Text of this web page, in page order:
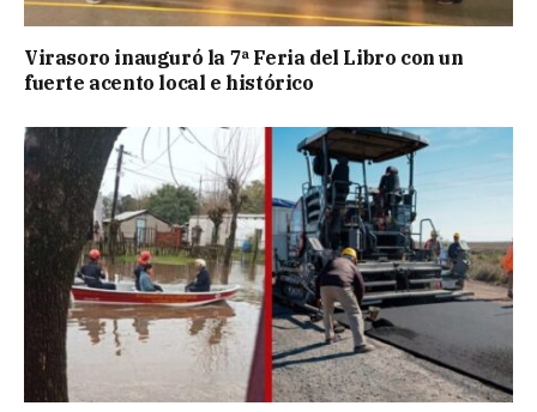
Virasoro inauguró la 7ª Feria del Libro con un
fuerte acento local e histórico